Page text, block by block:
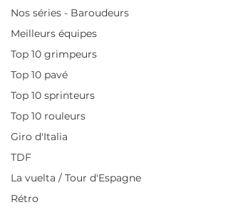
Nos séries - Baroudeurs
Meilleurs équipes
Top 10 grimpeurs
Top 10 pavé
Top 10 sprinteurs
Top 10 rouleurs
Giro d'Italia
TDF
La vuelta / Tour d'Espagne
Rétro